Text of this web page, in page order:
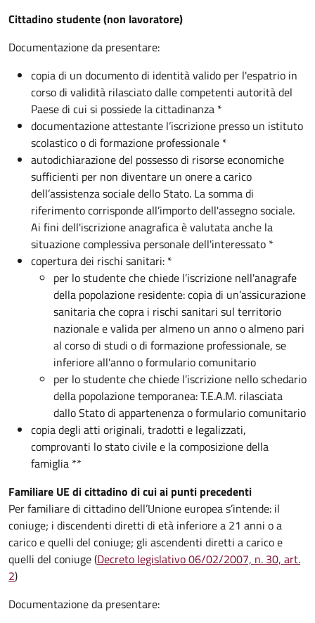
Cittadino studente (non lavoratore)
Documentazione da presentare:
copia di un documento di identità valido per l'espatrio in
corso di validità rilasciato dalle competenti autorità del
Paese di cui si possiede la cittadinanza *
documentazione attestante l’iscrizione presso un istituto
scolastico o di formazione professionale *
autodichiarazione del possesso di risorse economiche
sufficienti per non diventare un onere a carico
dell’assistenza sociale dello Stato. La somma di
riferimento corrisponde all’importo dell'assegno sociale.
Ai fini dell'iscrizione anagrafica è valutata anche la
situazione complessiva personale dell'interessato *
copertura dei rischi sanitari: *
per lo studente che chiede l’iscrizione nell'anagrafe
della popolazione residente: copia di un’assicurazione
sanitaria che copra i rischi sanitari sul territorio
nazionale e valida per almeno un anno o almeno pari
al corso di studi o di formazione professionale, se
inferiore all'anno o formulario comunitario
per lo studente che chiede l’iscrizione nello schedario
della popolazione temporanea: T.E.A.M. rilasciata
dallo Stato di appartenenza o formulario comunitario
copia degli atti originali, tradotti e legalizzati,
comprovanti lo stato civile e la composizione della
famiglia **
Familiare UE di cittadino di cui ai punti precedenti
Per familiare di cittadino dell’Unione europea s’intende: il
coniuge; i discendenti diretti di età inferiore a 21 anni o a
carico e quelli del coniuge; gli ascendenti diretti a carico e
quelli del coniuge (Decreto legislativo 06/02/2007, n. 30, art.
2)
Documentazione da presentare: